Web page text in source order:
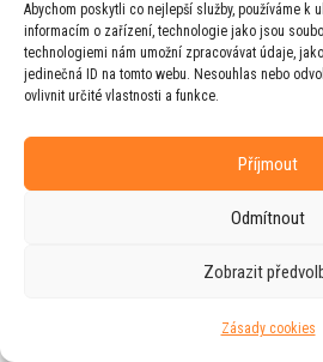
Abychom poskytli co nejlepší služby, používáme k
informacím o zařízení, technologie jako jsou
technologiemi nám umožní zpracovávat údaje,
jedinečná ID na tomto webu. Nesouhlas nebo
ovlivnit určité vlastnosti a funkce.
Příjmout
Odmítnout
Zobrazit
Zásady cookies
Horeckého
Web vytvořila firmaRUDI
agenturou